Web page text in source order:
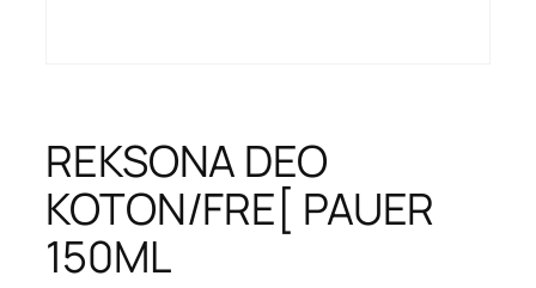
REKSONA DEO
KOTON/FRE[ PAUER
150ML